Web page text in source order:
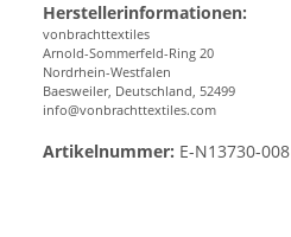
Herstellerinformationen:
vonbrachttextiles
Arnold-Sommerfeld-Ring 20
Nordrhein-Westfalen
Baesweiler, Deutschland, 52499
info@vonbrachttextiles.com
Artikelnummer: E-N13730-008